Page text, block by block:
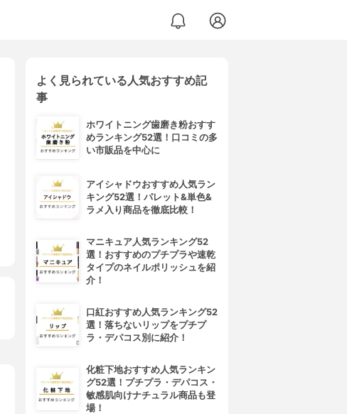
よく見られている人気おすすめ記
事
ホワイトニング歯磨き粉おすす
めランキング52選！口コミの多
い市販品を中心に
アイシャドウおすすめ人気ラン
キング52選！パレット&単色&
ラメ入り商品を徹底比較！
マニキュア人気ランキング52
選！おすすめのプチプラや速乾
タイプのネイルポリッシュを紹
介！
口紅おすすめ人気ランキング52
選！落ちないリップをプチプ
ラ・デパコス別に紹介！
化粧下地おすすめ人気ランキン
グ52選！プチプラ・デパコス・
敏感肌向けナチュラル商品も登
場！